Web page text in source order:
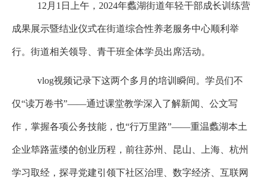
12 月 1 日上午， 2024年蠡湖街道年轻干部成长训练营
成果展示暨结业仪式在街道综合性养老服务中心顺利举
行。街道相关领导、青干班全体学员出席活动。
vlog视频记录下这两个多月的培训瞬间。学员们不
仅“读万卷书”——通过课堂教学深入了解新闻、公文写
作，掌握各项公务技能，也“行万里路”——重温蠡湖本土
企业筚路蓝缕的创业历程，前往苏州、昆山、上海、杭州
学习取经，探寻党建引领下社区治理、数字经济、互联网